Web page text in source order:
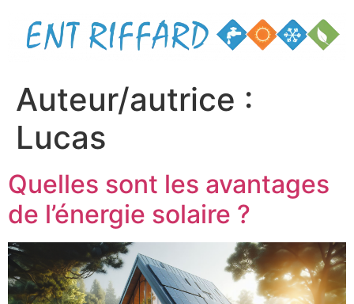
Auteur/autrice :
Lucas
Quelles sont les avantages
de l’énergie solaire ?